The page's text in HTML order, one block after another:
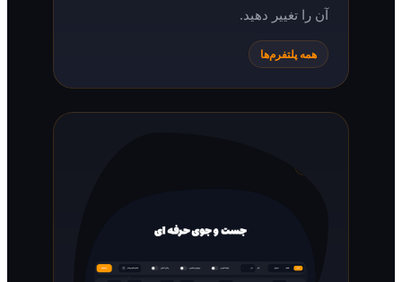
آن را تغییر دهید.
همه پلتفرم‌ها